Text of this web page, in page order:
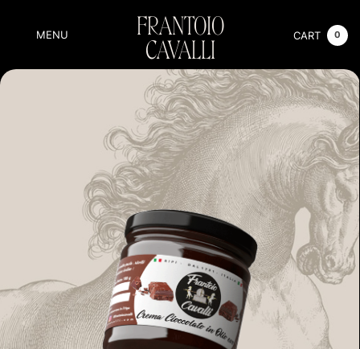
MENU CART 0
FRANTOIO
CAVALLI